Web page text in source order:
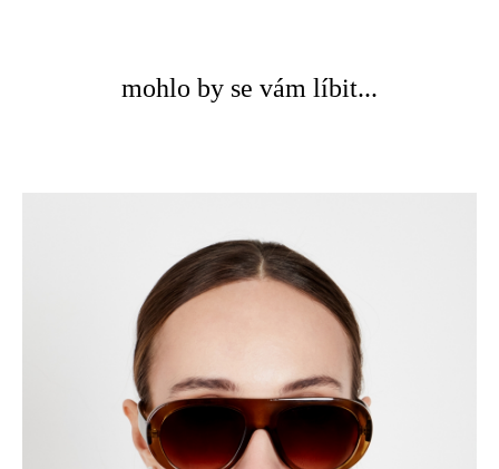
mohlo by se vám líbit...